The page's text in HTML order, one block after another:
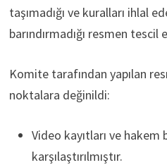
taşımadığı ve kuralları ihlal
barındırmadığı resmen tescil
Komite tarafından yapılan
noktalara değinildi:
Video kayıtları ve
karşılaştırılmıştır.